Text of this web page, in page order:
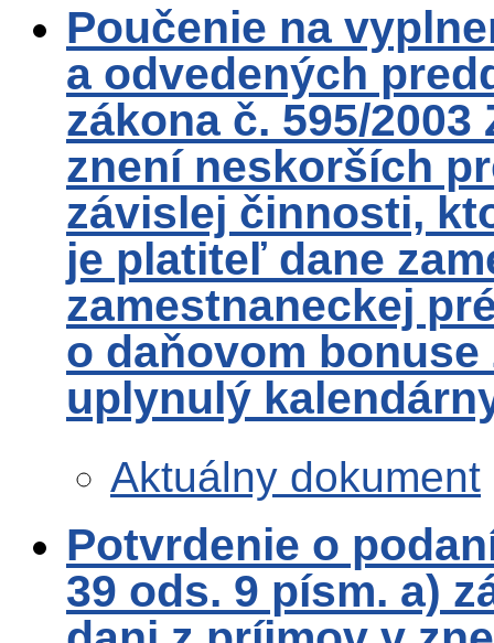
Poučenie na
a odvedených
zákona č. 595/
znení neskorších
závislej činnosti,
je platiteľ dane
zamestnaneckej
o daňovom
uplynulý
Aktuálny dokument
Potvrdenie o
39 ods. 9 písm. a)